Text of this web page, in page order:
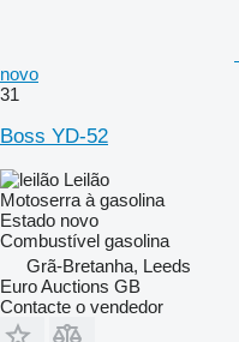
novo
31
Boss YD-52
Leilão
Motoserra à gasolina
Estado novo
Combustível gasolina
Grã-Bretanha, Leeds
Euro Auctions GB
Contacte o vendedor